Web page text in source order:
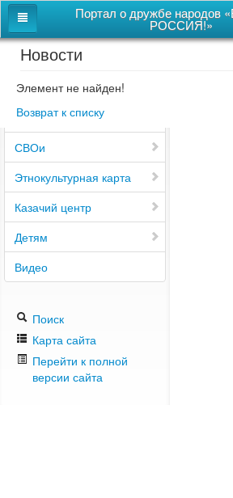
Портал о дружбе
РОССИЯ!»
Главная
Дом дружбы народов
Новости
СВОи
Этнокультурная карта
Казачий центр
Детям
Видео
Поиск
Карта сайта
Перейти к полной
версии сайта
Новости
Элемент не найден!
Возврат к списку